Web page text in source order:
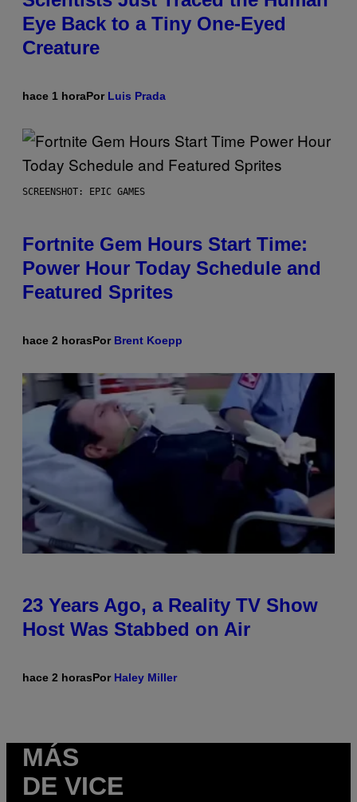
Eye Back to a Tiny One-Eyed
Creature
hace 1 horaPor Luis Prada
SCREENSHOT: EPIC GAMES
Fortnite Gem Hours Start Time:
Power Hour Today Schedule and
Featured Sprites
hace 2 horasPor Brent Koepp
23 Years Ago, a Reality TV Show
Host Was Stabbed on Air
hace 2 horasPor Haley Miller
MÁS
DE VICE